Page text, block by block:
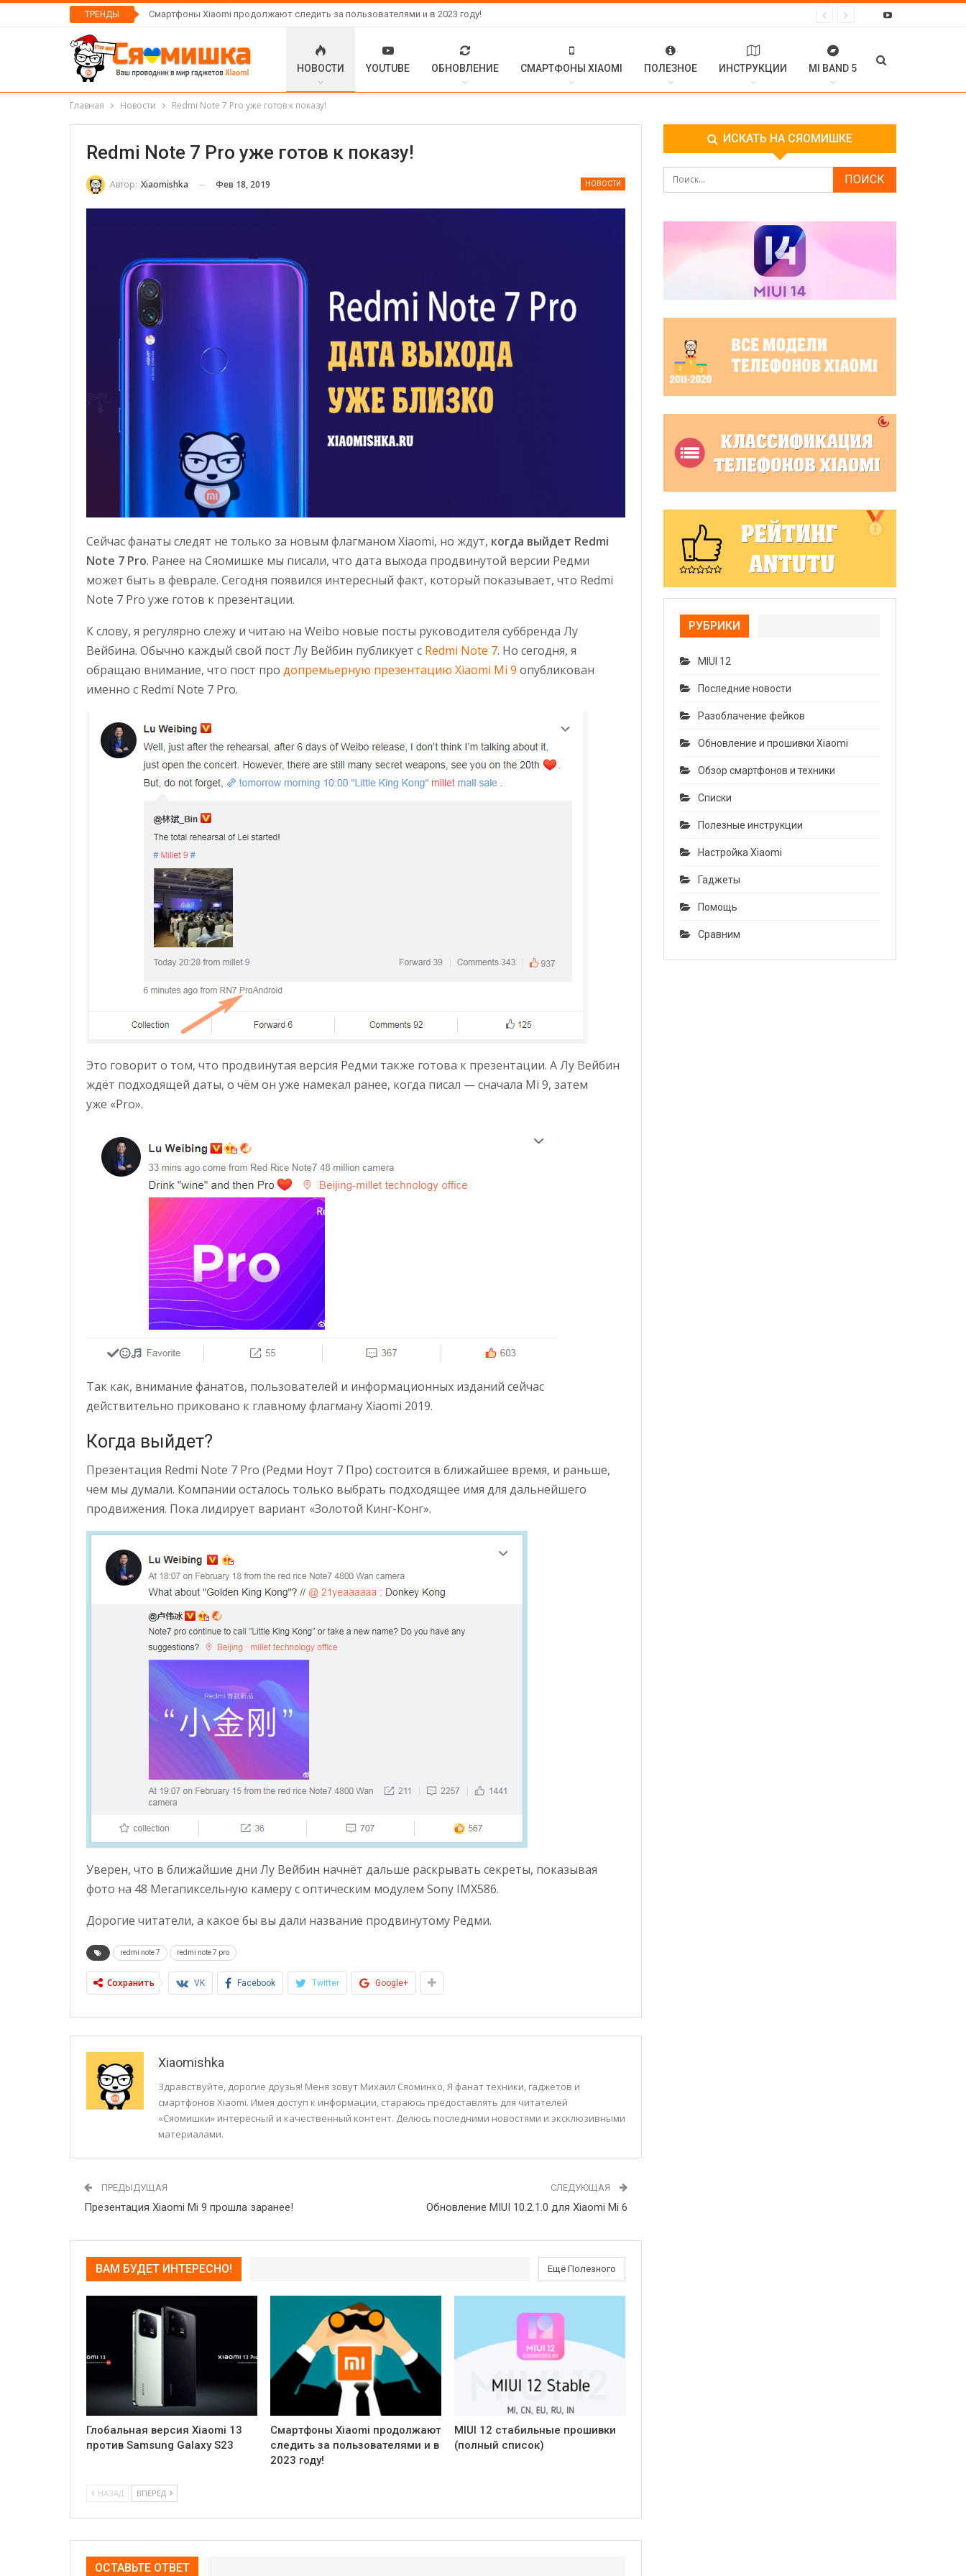
ТРЕНДЫ Смартфоны Xiaomi продолжают следить за пользователями и в 2023 году!
НОВОСТИ YOUTUBE ОБНОВЛЕНИЕ СМАРТФОНЫ XIAOMI ПОЛЕЗНОЕ ИНСТРУКЦИИ MI BAND 5
Главная Новости Redmi Note 7 Pro уже готов к показу!
Redmi Note 7 Pro уже готов к показу!
НОВОСТИ
Автор: Xiaomishka Фев 18, 2019
Сейчас фанаты следят не только за новым флагманом Xiaomi, но ждут, когда выйдет Redmi
Note 7 Pro. Ранее на Сяомишке мы писали, что дата выхода продвинутой версии Редми
может быть в феврале. Сегодня появился интересный факт, который показывает, что Redmi
Note 7 Pro уже готов к презентации.
К слову, я регулярно слежу и читаю на Weibo новые посты руководителя суббренда Лу
Вейбина. Обычно каждый свой пост Лу Вейбин публикует с Redmi Note 7. Но сегодня, я
обращаю внимание, что пост про допремьерную презентацию Xiaomi Mi 9 опубликован
именно с Redmi Note 7 Pro.
Это говорит о том, что продвинутая версия Редми также готова к презентации. А Лу Вейбин
ждёт подходящей даты, о чём он уже намекал ранее, когда писал — сначала Mi 9, затем
уже «Pro».
Так как, внимание фанатов, пользователей и информационных изданий сейчас
действительно приковано к главному флагману Xiaomi 2019.
Когда выйдет?
Презентация Redmi Note 7 Pro (Редми Ноут 7 Про) состоится в ближайшее время, и раньше,
чем мы думали. Компании осталось только выбрать подходящее имя для дальнейшего
продвижения. Пока лидирует вариант «Золотой Кинг-Конг».
Уверен, что в ближайшие дни Лу Вейбин начнёт дальше раскрывать секреты, показывая
фото на 48 Мегапиксельную камеру с оптическим модулем Sony IMX586.
Дорогие читатели, а какое бы вы дали название продвинутому Редми.
redmi note 7 redmi note 7 pro
Сохранить VK Facebook Twitter Google+
Xiaomishka
Здравствуйте, дорогие друзья! Меня зовут Михаил Сяоминко, Я фанат техники, гаджетов и
смартфонов Xiaomi. Имея доступ к информации, стараюсь предоставлять для читателей
«Сяомишки» интересный и качественный контент. Делюсь последними новостями и эксклюзивными
материалами.
ПРЕДЫДУЩАЯ
Презентация Xiaomi Mi 9 прошла заранее!
СЛЕДУЮЩАЯ
Обновление MIUI 10.2.1.0 для Xiaomi Mi 6
ВАМ БУДЕТ ИНТЕРЕСНО! Ещё Полезного
Глобальная версия Xiaomi 13
против Samsung Galaxy S23
Смартфоны Xiaomi продолжают
следить за пользователями и в
2023 году!
MIUI 12 стабильные прошивки
(полный список)
НАЗАД ВПЕРЁД
ОСТАВЬТЕ ОТВЕТ
ИСКАТЬ НА СЯОМИШКЕ
РУБРИКИ
MIUI 12
Последние новости
Разоблачение фейков
Обновление и прошивки Xiaomi
Обзор смартфонов и техники
Списки
Полезные инструкции
Настройка Xiaomi
Гаджеты
Помощь
Сравним